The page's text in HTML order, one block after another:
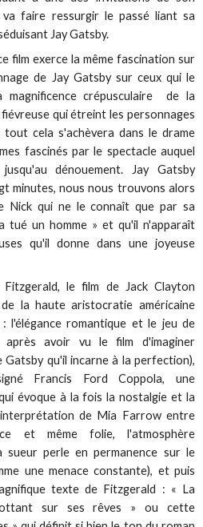
va faire ressurgir le passé liant sa
Jay Gatsby.
film exerce la même fascination sur
de Jay Gatsby sur ceux qui le
magnificence crépusculaire de la
qui étreint les personnages
cela s'achèvera dans le drame
fascinés par le spectacle auquel
dénouement. Jay Gatsby
minutes, nous nous trouvons alors
Nick qui ne le connaît que par sa
un homme » et qu'il n'apparaît
qu'il donne dans une joyeuse
le film de Jack Clayton
la haute aristocratie américaine
l'élégance romantique et le jeu de
avoir vu le film d'imaginer
qu'il incarne à la perfection),
Francis Ford Coppola, une
évoque à la fois la nostalgie et la
interprétation de Mia Farrow entre
et même folie, l'atmosphère
sueur perle en permanence sur le
une menace constante), et puis
texte de Fitzgerald : « La
sur ses rêves » ou cette